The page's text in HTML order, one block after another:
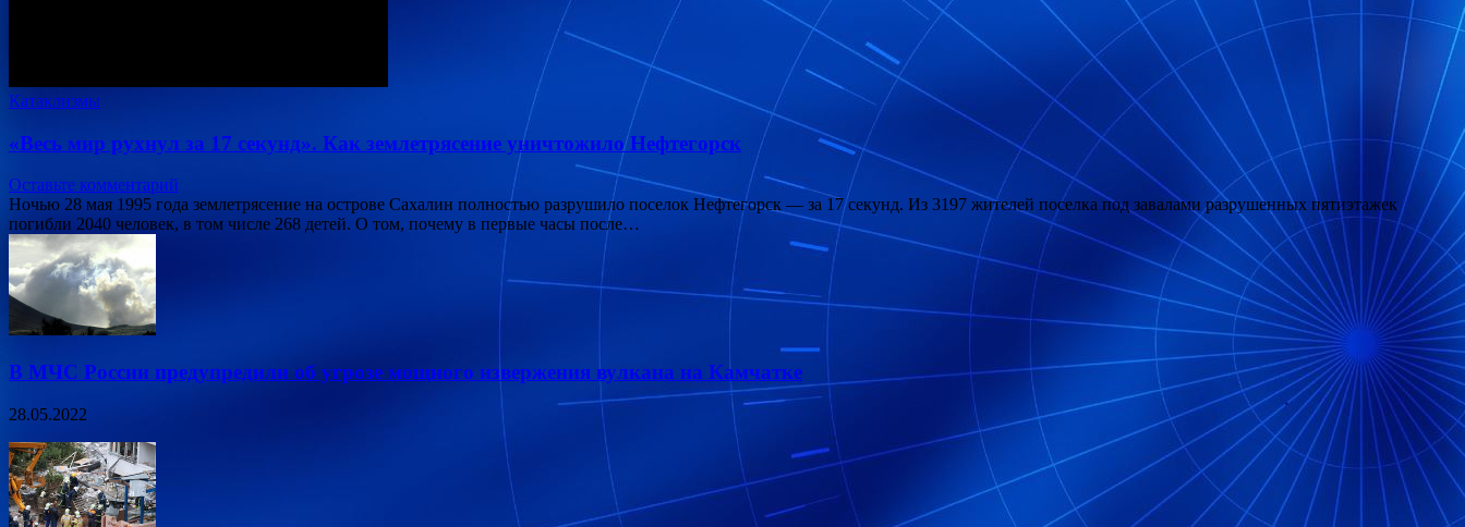
Катаклизмы
«Весь мир рухнул за 17 секунд». Как землетрясение уничтожило Нефтегорск
Оставьте комментарий
Ночью 28 мая 1995 года землетрясение на острове Сахалин полностью разрушило поселок Нефтегорск — за 17 секунд. Из 3197 жителей поселка под завалами разрушенных пятиэтажек
погибли 2040 человек, в том числе 268 детей. О том, почему в первые часы после…
В МЧС России предупредили об угрозе мощного извержения вулкана на Камчатке
28.05.2022